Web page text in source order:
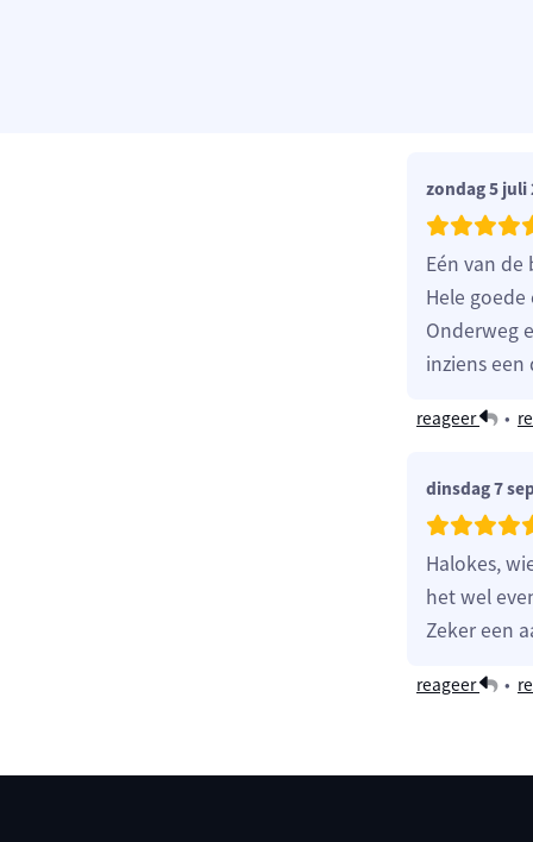
zondag 5 juli
Eén van
Hele
Onderweg
inziens
reageer •
dinsdag 7
Halokes,
het wel
Zeker een
reageer •